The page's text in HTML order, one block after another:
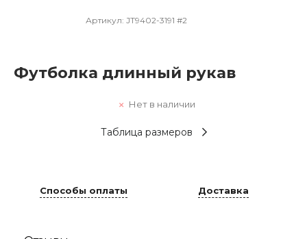
Артикул: JT9402-3191 #2
Футболка длинный рукав
Нет в наличии
Таблица размеров
Способы оплаты Доставка